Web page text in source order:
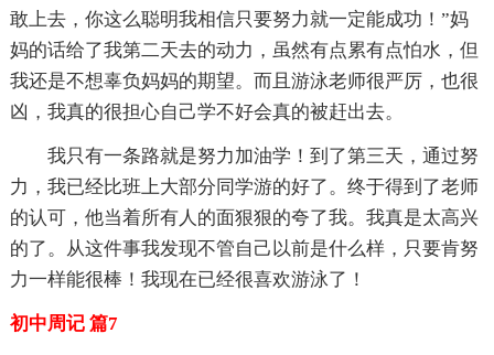
敢上去，你这么聪明我相信只要努力就一定能成功！”妈
妈的话给了我第二天去的动力，虽然有点累有点怕水，但
我还是不想辜负妈妈的期望。而且游泳老师很严厉，也很
凶，我真的很担心自己学不好会真的被赶出去。
我只有一条路就是努力加油学！到了第三天，通过努
力，我已经比班上大部分同学游的好了。终于得到了老师
的认可，他当着所有人的面狠狠的夸了我。我真是太高兴
的了。从这件事我发现不管自己以前是什么样，只要肯努
力一样能很棒！我现在已经很喜欢游泳了！
初中周记 篇7